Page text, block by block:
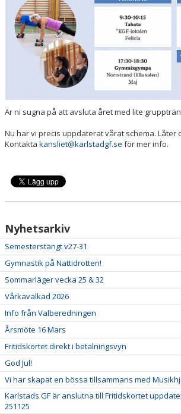
SPONSORER
FRITIDSKORTET
Är ni sugna på att avsluta året med lite
Nu har vi precis uppdaterat vårat schema. Låter
Kontakta kansliet@karlstadgf.se för mer info.
Nyhetsarkiv
Semesterstängt v27-31
Gymnastik på Nattidrotten!
Sommarläger vecka 25 & 32
Vårkavalkad 2026
Info från Valberedningen
Årsmöte 16 Mars
Fritidskortet direkt i betalningsvyn
God Jul!
Vi har skapat en bössa tillsammans med
Karlstads GF är anslutna till Fritidskortet
251125